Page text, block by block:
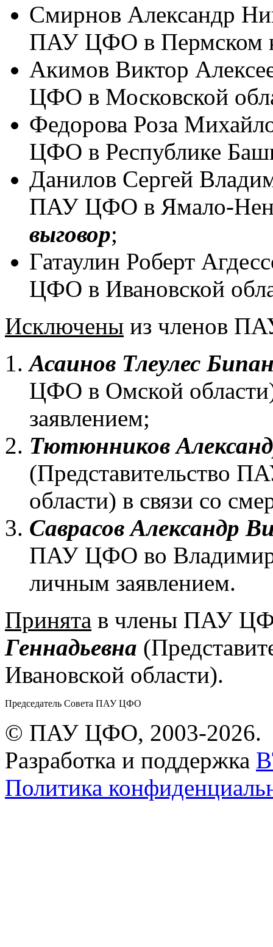
Смирнов Александр
ПАУ ЦФО в Пермском
Акимов Виктор
ЦФО в Московской
Федорова Роза
ЦФО в Республике
Данилов Сергей
ПАУ ЦФО в Ямало-
выговор;
Гатаулин Роберт
ЦФО в Ивановской
Исключены из членов
Асаинов Тлеулес
ЦФО в Омской
заявлением;
Тютюнников
(Представительство
области) в связи со
Саврасов Александр
ПАУ ЦФО во
личным заявлением.
Принята в члены ПАУ
Геннадьевна
Ивановской области).
Председатель Совета ПАУ ЦФО
© ПАУ ЦФО, 2003-2026.
Разработка и поддержка
Политика